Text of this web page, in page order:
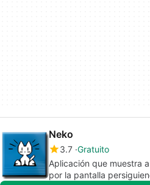
Neko
3.7 Gratuito
Aplicación que muestra
por la pantalla